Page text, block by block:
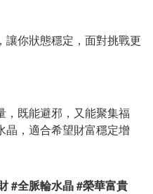
讓你狀態穩定，面對挑戰更
，既能避邪，又能聚集福
晶，適合希望財富穩定增
#全脈輪水晶 #榮華富貴